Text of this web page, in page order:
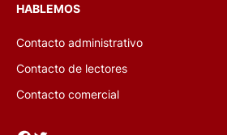
HABLEMOS
Contacto administrativo
Contacto de lectores
Contacto comercial